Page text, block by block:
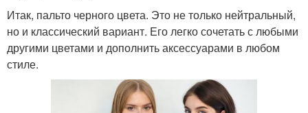
Итак, пальто черного цвета. Это не только нейтральный,
но и классический вариант. Его легко сочетать с любыми
другими цветами и дополнить аксессуарами в любом
стиле.